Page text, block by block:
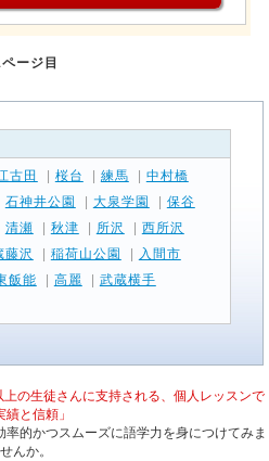
ージ目
古田 桜台 練馬
中村橋
石神井公園 大泉学園
保谷
清瀬 秋津 所沢
西所沢
藤沢 稲荷山公園
入間市
飯能 高麗
武蔵横手
上の生徒さんに支持される、個人レッスンで
績と信頼」
的かつスムーズに語学力を身につけてみま
せんか。